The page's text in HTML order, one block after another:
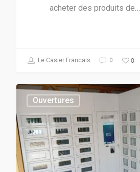
acheter des produits de…
Le Casier Francais 0 0
Ouvertures